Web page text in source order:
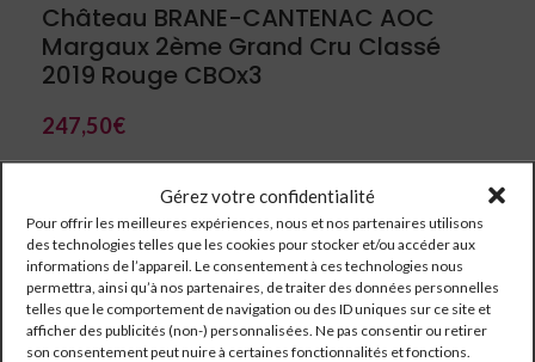
Gérez votre confidentialité
Pour offrir les meilleures expériences, nous et nos partenaires utilisons
des technologies telles que les cookies pour stocker et/ou accéder aux
informations de l’appareil. Le consentement à ces technologies nous
permettra, ainsi qu’à nos partenaires, de traiter des données personnelles
telles que le comportement de navigation ou des ID uniques sur ce site et
afficher des publicités (non-) personnalisées. Ne pas consentir ou retirer
son consentement peut nuire à certaines fonctionnalités et fonctions.
Château BRANE-CANTENAC AOC
Margaux 2ème Grand Cru Classé
2019 Rouge CBOx3
247,50€
CabernetSauvignon/ Merlot/ Cabernet Franc/ Carmenère/